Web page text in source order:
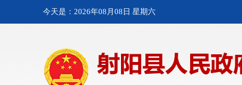
今天是： 2026年08月08日 星期六